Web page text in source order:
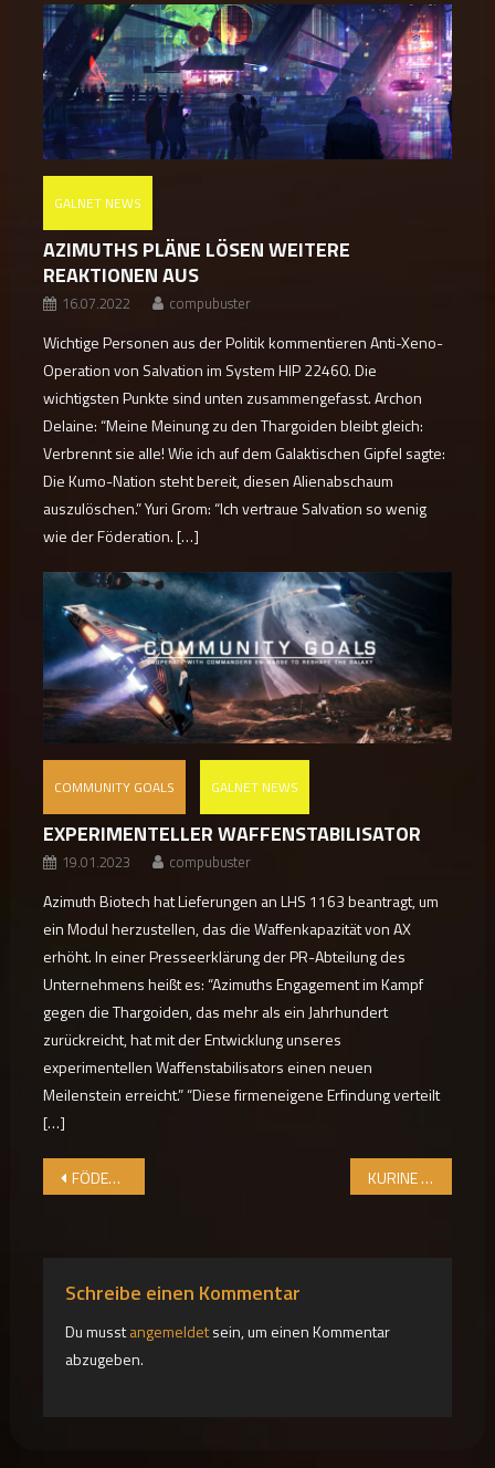
GALNET NEWS
AZIMUTHS PLÄNE LÖSEN WEITERE
REAKTIONEN AUS
16.07.2022 compubuster
Wichtige Personen aus der Politik kommentieren Anti-Xeno-
Operation von Salvation im System HIP 22460. Die
wichtigsten Punkte sind unten zusammengefasst. Archon
Delaine: “Meine Meinung zu den Thargoiden bleibt gleich:
Verbrennt sie alle! Wie ich auf dem Galaktischen Gipfel sagte:
Die Kumo-Nation steht bereit, diesen Alienabschaum
auszulöschen.” Yuri Grom: “Ich vertraue Salvation so wenig
wie der Föderation. […]
COMMUNITY GOALS GALNET NEWS
EXPERIMENTELLER WAFFENSTABILISATOR
19.01.2023 compubuster
Azimuth Biotech hat Lieferungen an LHS 1163 beantragt, um
ein Modul herzustellen, das die Waffenkapazität von AX
erhöht. In einer Presseerklärung der PR-Abteilung des
Unternehmens heißt es: “Azimuths Engagement im Kampf
gegen die Thargoiden, das mehr als ein Jahrhundert
zurückreicht, hat mit der Entwicklung unseres
experimentellen Waffenstabilisators einen neuen
Meilenstein erreicht.” “Diese firmeneigene Erfindung verteilt
[…]
Beitragsnavigation
FÖDERATION ÜBERWACHT PRO-XENO-AKTIVITÄT KURINE – WELCOME AGAIN
Schreibe einen Kommentar
Du musstangemeldetsein, um einen Kommentar
abzugeben.